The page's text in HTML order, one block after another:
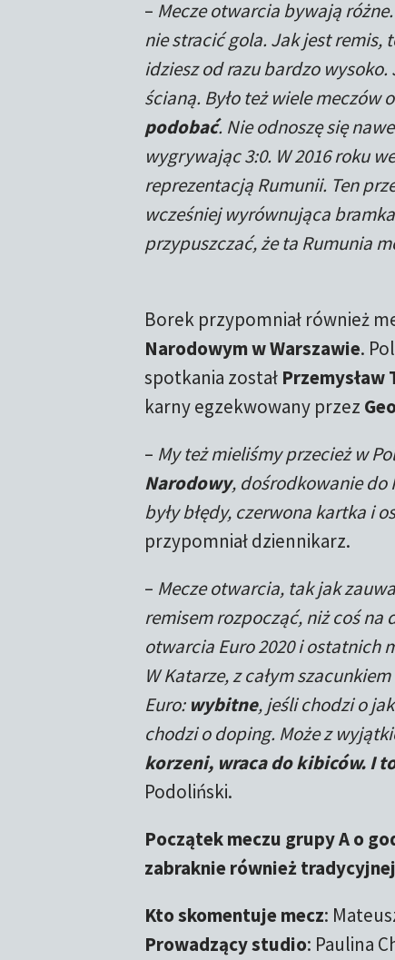
– Mecze otwarcia bywają
nie stracić gola. Jak jest remis,
idziesz od razu bardzo
ścianą. Było też wiele
podobać. Nie odnoszę się
wygrywając 3:0. W 2016 roku
reprezentacją Rumunii. Ten
wcześniej wyrównująca
przypuszczać, że ta Rumunia
Borek przypomniał również
Narodowym w Warszawie.
spotkania został Przemysław
karny egzekwowany przez
– My też mieliśmy przecież w
Narodowy, dośrodkowanie do
były błędy, czerwona kartka i
przypomniał dziennikarz.
– Mecze otwarcia, tak jak
remisem rozpocząć, niż coś
otwarcia Euro 2020 i ostatnich
W Katarze, z całym
Euro: wybitne, jeśli chodzi o
chodzi o doping. Może z
korzeni, wraca do kibiców. I
Podoliński.
Początek meczu grupy A o
zabraknie również
Kto skomentuje mecz:
Prowadzący studio: Paulina